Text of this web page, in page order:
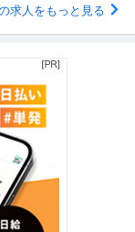
求人をもっと見る